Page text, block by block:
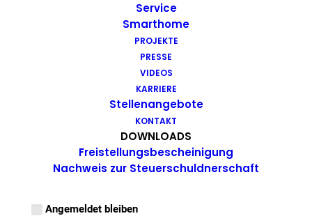
Service
Smarthome
PROJEKTE
PRESSE
VIDEOS
KARRIERE
Stellenangebote
KONTAKT
DOWNLOADS
Freistellungsbescheinigung
Nachweis zur Steuerschuldnerschaft
Benutzername oder E-Mail-Adresse
Angemeldet bleiben